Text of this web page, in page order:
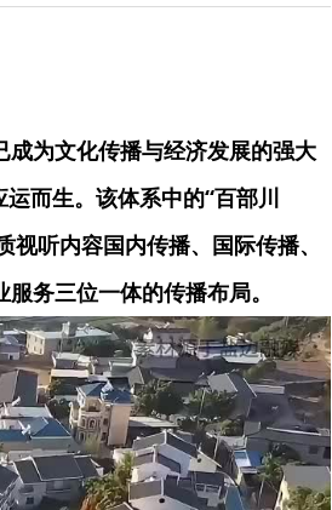
为文化传播与经济发展的强大
而生。该体系中的“百部川
听内容国内传播、国际传播、
务三位一体的传播布局。